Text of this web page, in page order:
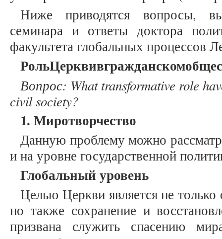
Ниже приводятся вопросы,
семинара и ответы доктора
факультета глобальных процессов
РольЦерквивгражданском
Вопрос: What transformative role
civil society?
1. Миротворчество
Данную проблему можно
и на уровне государственной
Глобальный уровень
Целью Церкви является не
но также сохранение и
призвана служить спасению